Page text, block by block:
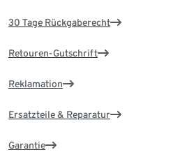
30 Tage Rückgaberecht
Retouren-Gutschrift
Reklamation
Ersatzteile & Reparatur
Garantie